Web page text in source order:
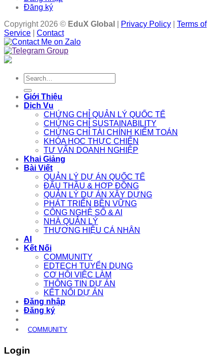
Đăng ký
Copyright 2026 © EduX Global Privacy Policy
Terms of
Service
Contact
Search
for:
Giới Thiệu
Dịch Vụ
CHỨNG CHỈ QUẢN LÝ QUỐC TẾ
CHỨNG CHỈ SUSTAINABILITY
CHỨNG CHỈ TÀI CHÍNH KIỂM TOÁN
KHÓA HỌC THỰC CHIẾN
TƯ VẤN DOANH NGHIỆP
Khai Giảng
Bài Viết
QUẢN LÝ DỰ ÁN QUỐC TẾ
ĐẤU THẦU & HỢP ĐỒNG
QUẢN LÝ DỰ ÁN XÂY DỰNG
PHÁT TRIỂN BỀN VỮNG
CÔNG NGHỆ SỐ & AI
NHÀ QUẢN LÝ
THƯƠNG HIỆU CÁ NHÂN
AI
Kết Nối
COMMUNITY
EDTECH TUYỂN DỤNG
CƠ HỘI VIỆC LÀM
THÔNG TIN DỰ ÁN
KẾT NỐI DỰ ÁN
Đăng nhập
Đăng ký
COMMUNITY
Login